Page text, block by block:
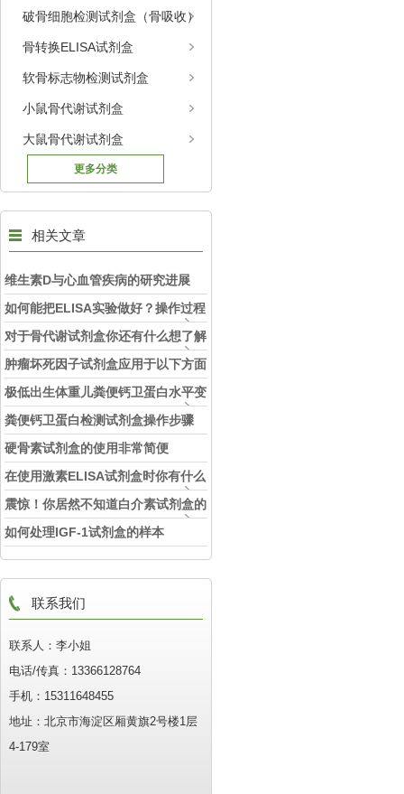
破骨细胞检测试剂盒（骨吸收）
骨转换ELISA试剂盒
软骨标志物检测试剂盒
小鼠骨代谢试剂盒
大鼠骨代谢试剂盒
更多分类
相关文章
维生素D与心血管疾病的研究进展
如何能把ELISA实验做好？操作过程
中的注意事项！！
对于骨代谢试剂盒你还有什么想了解
的
肿瘤坏死因子试剂盒应用于以下方面
极低出生体重儿粪便钙卫蛋白水平变
化及临床意义
粪便钙卫蛋白检测试剂盒操作步骤
硬骨素试剂盒的使用非常简便
在使用激素ELISA试剂盒时你有什么
想知道的吗？
震惊！你居然不知道白介素试剂盒的
特点！
如何处理IGF-1试剂盒的样本
联系我们
联系人：李小姐
电话/传真：13366128764
手机：15311648455
地址：北京市海淀区厢黄旗2号楼1层
4-179室